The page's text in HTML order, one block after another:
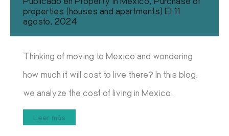
properties (houses and apartments) El 11
agosto, 2024
Thinking of moving to Mexico and wondering
how much it will cost to live there? In this blog,
we analyze the cost of living in Mexico.
Leer más